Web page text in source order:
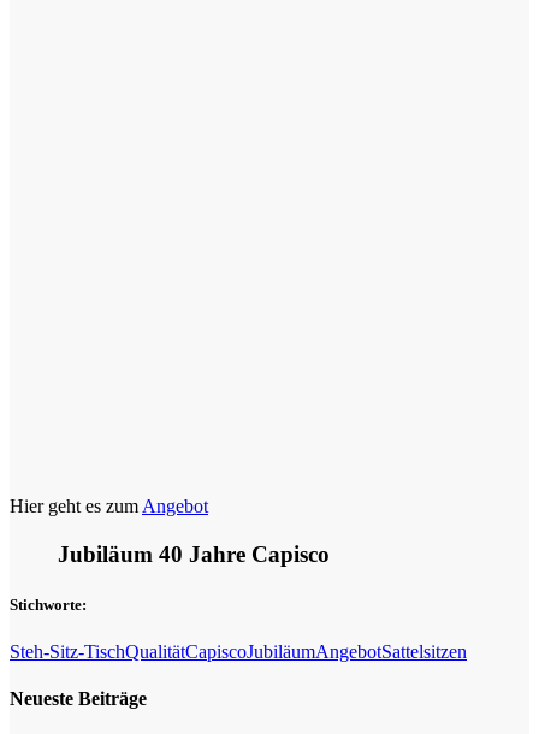
Hier geht es zumAngebot
Jubiläum 40 Jahre Capisco
Stichworte:
Steh-Sitz-TischQualitätCapiscoJubiläumAngebotSattelsitzen
Neueste Beiträge